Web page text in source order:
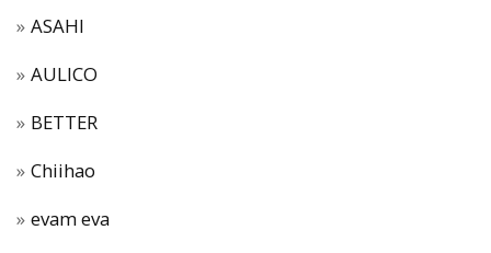
ASAHI
AULICO
BETTER
Chiihao
evam eva